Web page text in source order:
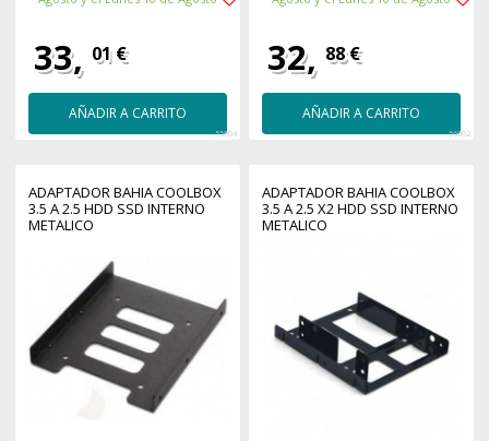
33, 01 €
AÑADIR A CARRITO
55804
32, 88 €
AÑADIR A CARRITO
56002
ADAPTADOR BAHIA COOLBOX
3.5 A 2.5 HDD SSD INTERNO
METALICO
ADAPTADOR BAHIA COOLBOX
3.5 A 2.5 X2 HDD SSD INTERNO
METALICO